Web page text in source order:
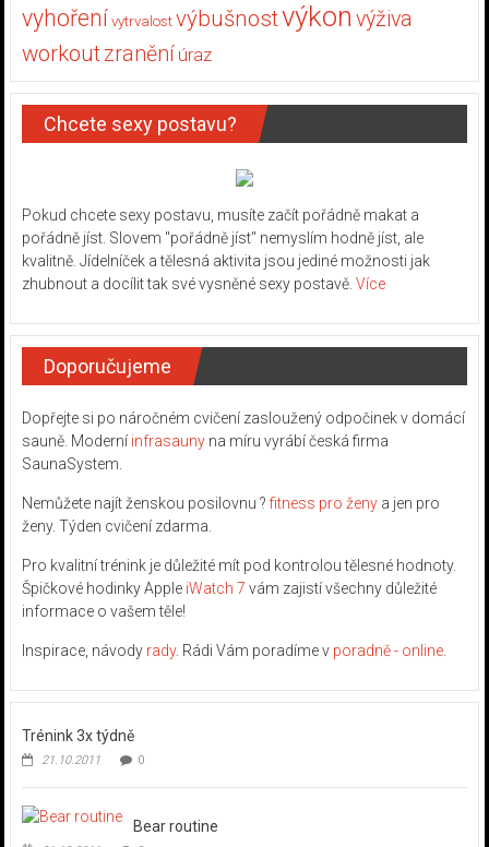
vyhoření vytrvalost výbušnostvýkon výživa
workoutzranění úraz
Chcete sexy postavu?
Pokud chcete sexy postavu, musíte začít pořádně makat a
pořádně jíst. Slovem "pořádně jíst" nemyslím hodně jíst, ale
kvalitně. Jídelníček a tělesná aktivita jsou jediné možnosti jak
zhubnout a docílit tak své vysněné sexy postavě. Více
Doporučujeme
Dopřejte si po náročném cvičení zasloužený odpočinek v domácí
sauně. Moderní infrasaunyna míru vyrábí česká firma
SaunaSystem.
Nemůžete najít ženskou posilovnu ?fitness pro ženya jen pro
ženy. Týden cvičení zdarma.
Pro kvalitní trénink je důležité mít pod kontrolou tělesné hodnoty.
Špičkové hodinky Apple iWatch 7 vám zajistí všechny důležité
informace o vašem těle!
Inspirace, návody rady. Rádi Vám poradíme v poradně - online.
Trénink 3x týdně
21.10.2011 0
Bear routine